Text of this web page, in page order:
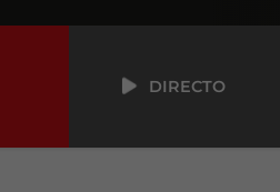
DIRECTO